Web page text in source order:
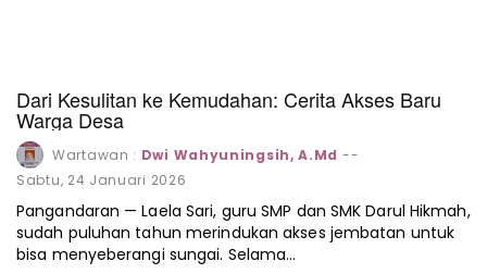
Dari Kesulitan ke Kemudahan: Cerita Akses Baru
Warga Desa
Wartawan : Dwi Wahyuningsih, A.Md --
Sabtu, 24 Januari 2026
Pangandaran — Laela Sari, guru SMP dan SMK Darul Hikmah,
sudah puluhan tahun merindukan akses jembatan untuk
bisa menyeberangi sungai. Selama…